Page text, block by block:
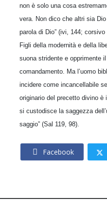
non è solo una cosa
vera. Non dico che altri sia
parola di Dio” (ivi, 144; corsivo
Figli della modernità e della
suona stridente e opprimente
comandamento. Ma l’uomo
incidere come incancellabile
originario del precetto divino
si custodisce la saggezza
saggio” (Sal 119, 98).
Facebook